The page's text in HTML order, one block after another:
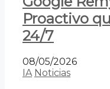
Proactivo
24/7
08/05/2026
IA Noticias